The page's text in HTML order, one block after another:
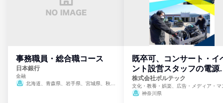
事務職員・総合職コース
日本銀行
金融
北海道、青森県、岩手県、宮城県、秋田
既卒可、コンサート・イ
ント設営スタッフの電源
門
株式会社ボルテック
文化・教養・娯楽、広告・メディア・マ
ミ、電力・ガス・水道・エネルギー
神奈川県